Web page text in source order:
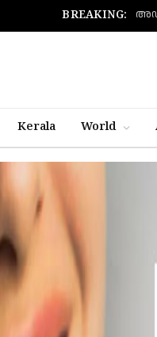
BREAKING:
Kerala World